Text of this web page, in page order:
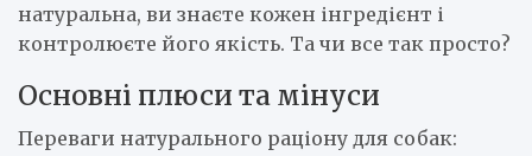
натуральна, ви знаєте кожен інгредієнт і
контролюєте його якість. Та чи все так просто?
Основні плюси та мінуси
Переваги натурального раціону для собак: